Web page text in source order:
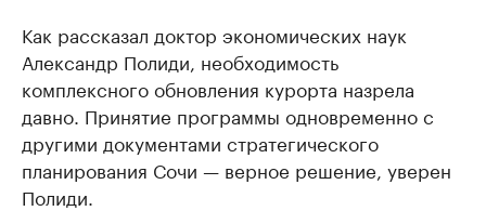
Как рассказал доктор экономических наук
Александр Полиди, необходимость
комплексного обновления курорта назрела
давно. Принятие программы одновременно с
другими документами стратегического
планирования Сочи — верное решение, уверен
Полиди.